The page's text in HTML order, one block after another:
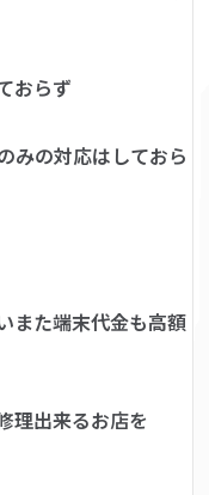
おらず
みの対応はしておら
また端末代金も高額
理出来るお店を